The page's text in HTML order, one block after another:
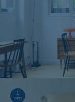
1
FEB.